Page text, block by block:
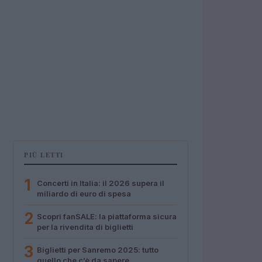
PIÙ LETTI
1
Concerti in Italia: il 2026 supera il
miliardo di euro di spesa
2 Scopri fanSALE: la piattaforma sicura
per la rivendita di biglietti
3 Biglietti per Sanremo 2025: tutto